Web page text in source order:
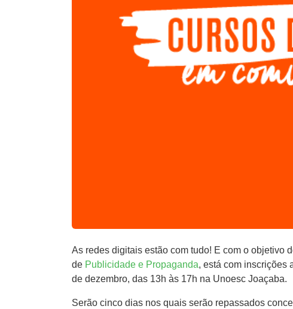
As redes digitais estão com tudo! E com o objetivo
de Publicidade e Propaganda, está com inscrições
de dezembro, das 13h às 17h na Unoesc Joaçaba.
Serão cinco dias nos quais serão repassados